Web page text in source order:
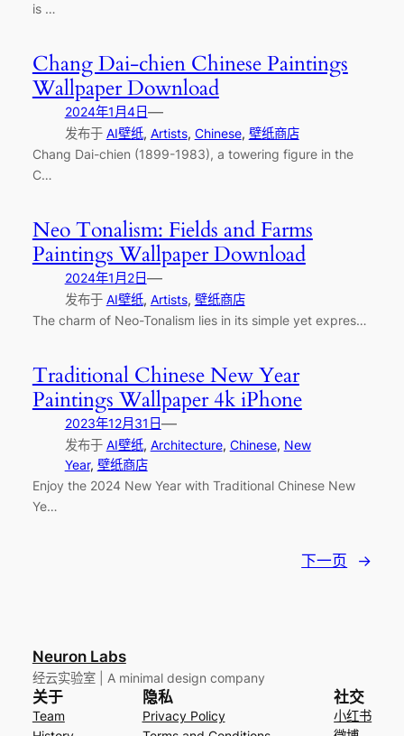
is …
Chang Dai-chien Chinese Paintings
Wallpaper Download
2024年1月4日—
发布于 AI壁纸, Artists, Chinese, 壁纸商店
Chang Dai-chien (1899-1983), a towering figure in the
C…
Neo Tonalism: Fields and Farms
Paintings Wallpaper Download
2024年1月2日—
发布于 AI壁纸, Artists, 壁纸商店
The charm of Neo-Tonalism lies in its simple yet expres…
Traditional Chinese New Year
Paintings Wallpaper 4k iPhone
2023年12月31日—
发布于 AI壁纸, Architecture, Chinese, New
Year, 壁纸商店
Enjoy the 2024 New Year with Traditional Chinese New
Ye…
下一页 →
Neuron Labs
经云实验室 | A minimal design company
关于
Team
隐私
Privacy Policy
社交
小红书